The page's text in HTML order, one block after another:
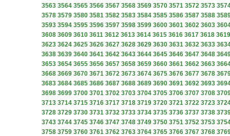
3563 3564 3565 3566 3567 3568 3569 3570 3571 3572 3573
3578 3579 3580 3581 3582 3583 3584 3585 3586 3587 3588
3593 3594 3595 3596 3597 3598 3599 3600 3601 3602 3603
3608 3609 3610 3611 3612 3613 3614 3615 3616 3617 3618 3619
3623 3624 3625 3626 3627 3628 3629 3630 3631 3632 3633
3638 3639 3640 3641 3642 3643 3644 3645 3646 3647 3648
3653 3654 3655 3656 3657 3658 3659 3660 3661 3662 3663
3668 3669 3670 3671 3672 3673 3674 3675 3676 3677 3678
3683 3684 3685 3686 3687 3688 3689 3690 3691 3692 3693
3698 3699 3700 3701 3702 3703 3704 3705 3706 3707 3708
3713 3714 3715 3716 3717 3718 3719 3720 3721 3722 3723
3728 3729 3730 3731 3732 3733 3734 3735 3736 3737 3738
3743 3744 3745 3746 3747 3748 3749 3750 3751 3752 3753
3758 3759 3760 3761 3762 3763 3764 3765 3766 3767 3768